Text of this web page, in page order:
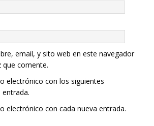
email, y sito web en este navegador
que comente.
electrónico con los siguientes
electrónico con cada nueva entrada.